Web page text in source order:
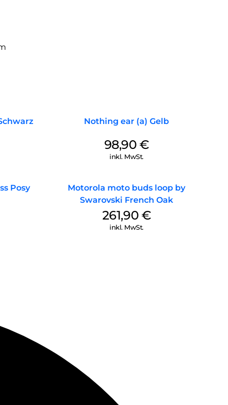
Nothing ear (a) Gelb
98,90 €
inkl. MwSt.
Posy
Motorola moto buds loop by
Swarovski French Oak
261,90 €
inkl. MwSt.